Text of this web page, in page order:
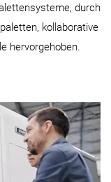
durch
kollaborative
hervorgehoben.